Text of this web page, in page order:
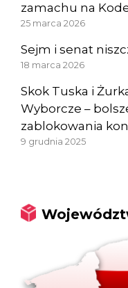
zamachu na
25 marca 2026
Sejm i senat
18 marca 2026
Skok Tuska i
Wyborcze –
zablokowania
9 grudnia 2025